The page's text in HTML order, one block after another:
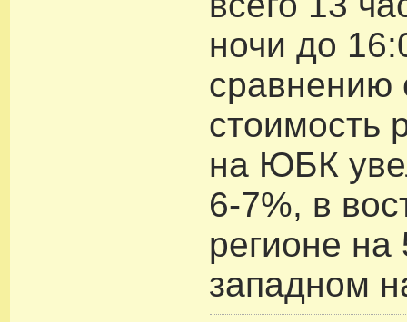
ночи до
сравнению
стоимость
на ЮБК
6-7%, в
регионе на
западном